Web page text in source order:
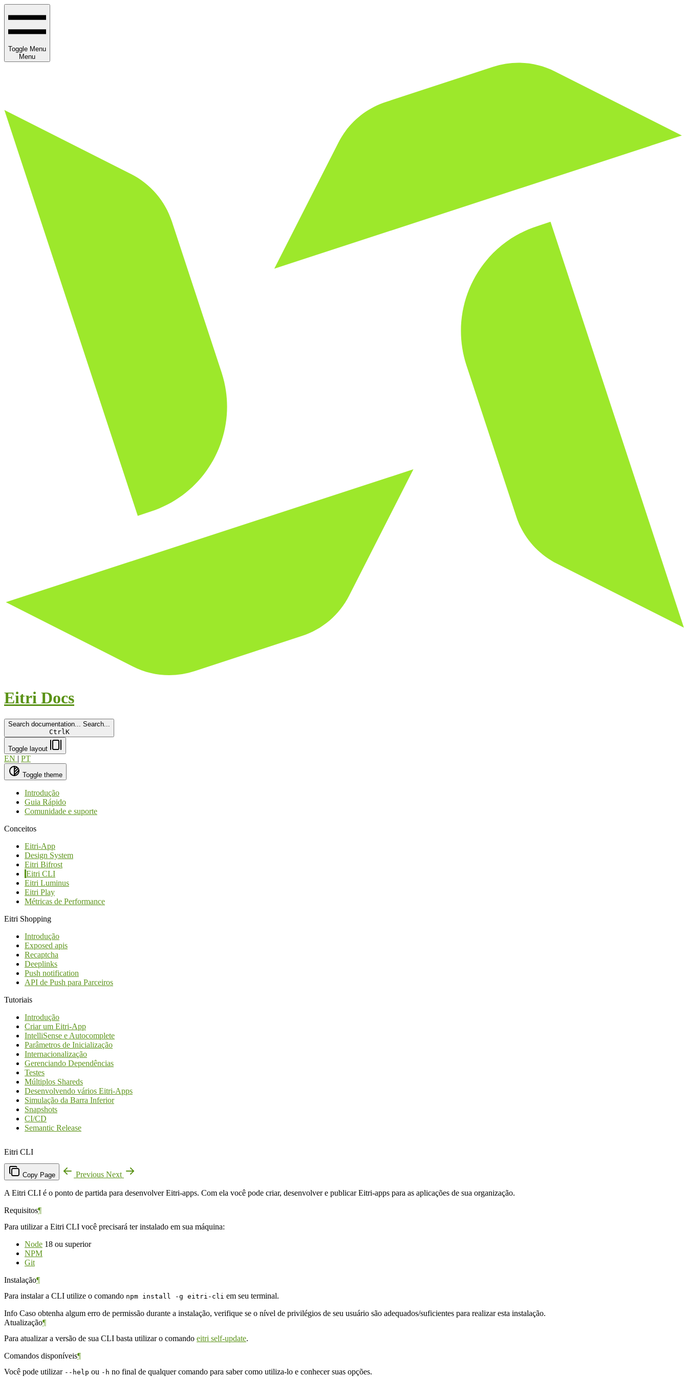
Toggle Menu
Menu
Eitri Docs
Search documentation...
Search...
Ctrl K
Toggle layout
EN | PT
Toggle theme
Introdução
Guia Rápido
Comunidade e suporte
Conceitos
Eitri-App
Design System
Eitri Bifrost
Eitri CLI
Eitri Luminus
Eitri Play
Métricas de Performance
Eitri Shopping
Introdução
Exposed apis
Recaptcha
Deeplinks
Push notification
API de Push para Parceiros
Tutoriais
Introdução
Criar um Eitri-App
IntelliSense e Autocomplete
Parâmetros de Inicialização
Internacionalização
Gerenciando Dependências
Testes
Múltiplos Shareds
Desenvolvendo vários Eitri-Apps
Simulação da Barra Inferior
Snapshots
CI/CD
Semantic Release
Eitri CLI
Copy Page Previous Next
A Eitri CLI é o ponto de partida para desenvolver Eitri-apps. Com ela você pode criar, desenvolver e publicar Eitri-apps para as aplicações de sua organização.
Requisitos¶
Para utilizar a Eitri CLI você precisará ter instalado em sua máquina:
Node 18 ou superior
NPM
Git
Instalação¶
Para instalar a CLI utilize o comando npm install -g eitri-cli em seu terminal.
Info Caso obtenha algum erro de permissão durante a instalação, verifique se o nível de privilégios de seu usuário são adequados/suficientes para realizar esta instalação.
Atualização¶
Para atualizar a versão de sua CLI basta utilizar o comando eitri self-update.
Comandos disponíveis¶
Você pode utilizar --help ou -h no final de qualquer comando para saber como utiliza-lo e conhecer suas opções.